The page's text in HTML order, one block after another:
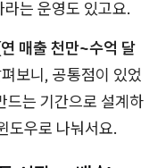
라는 운영도 있고요.
매출 천만~수억 달
보니, 공통점이 있었
는 기간으로 설계하
도우로 나눠서요.